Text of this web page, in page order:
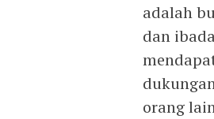
adalah
dan
orang